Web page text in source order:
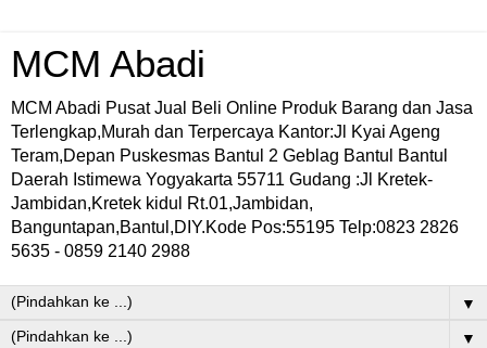
MCM Abadi
MCM Abadi Pusat Jual Beli Online Produk Barang dan Jasa
Terlengkap,Murah dan Terpercaya Kantor:Jl Kyai Ageng
Teram,Depan Puskesmas Bantul 2 Geblag Bantul Bantul
Daerah Istimewa Yogyakarta 55711 Gudang :Jl Kretek-
Jambidan,Kretek kidul Rt.01,Jambidan,
Banguntapan,Bantul,DIY.Kode Pos:55195 Telp:0823 2826
5635 - 0859 2140 2988
▼
▼